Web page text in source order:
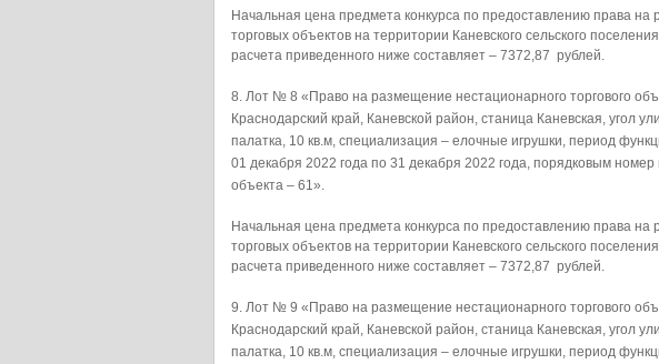
Начальная цена предмета конкурса по предоставлению права
торговых объектов на территории Каневского сельского
расчета приведенного ниже составляет – 7372,87 рублей.
Лот № 8 «Право на размещение нестационарного торгового
Краснодарский край, Каневской район, станица Каневская, угол
палатка, 10 кв.м, специализация – елочные игрушки,
01 декабря 2022 года по 31 декабря 2022 года, порядковым номер
объекта – 61».
Начальная цена предмета конкурса по предоставлению права
торговых объектов на территории Каневского сельского
расчета приведенного ниже составляет – 7372,87 рублей.
Лот № 9 «Право на размещение нестационарного торгового
Краснодарский край, Каневской район, станица Каневская, угол
палатка, 10 кв.м, специализация – елочные игрушки,